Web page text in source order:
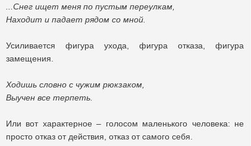
...Снег ищет меня по пустым переулкам,
Находит и падает рядом со мной.
Усиливается фигура ухода, фигура отказа, фигура
замещения.
Ходишь словно с чужим рюкзаком,
Выучен все терпеть.
Или вот характерное – голосом маленького человека: не
просто отказ от действия, отказ от самого себя.